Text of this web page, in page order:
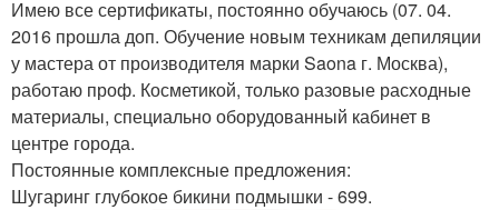
Имею все сертификаты, постоянно обучаюсь (07. 04.
2016 прошла доп. Обучение новым техникам депиляции
у мастера от производителя марки Saona г. Москва),
работаю проф. Косметикой, только разовые расходные
материалы, специально оборудованный кабинет в
центре города.
Постоянные комплексные предложения:
Шугаринг глубокое бикини подмышки - 699.